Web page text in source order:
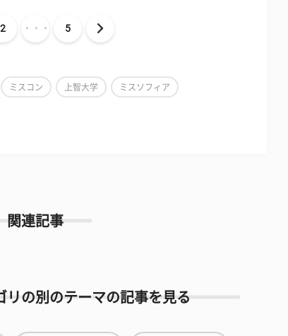
2 ・・・ 5
ミスコン 上智大学 ミスソフィア
関連記事
リの別のテーマの記事を見る